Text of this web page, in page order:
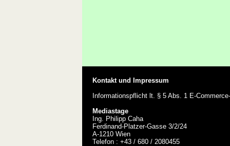
Kontakt und Impressum
Informationspflicht lt. § 5 Abs. 1 E-
Mediastage
Ing. Philipp Caha
Ferdinand-Platzer-Gasse 3/2/24
A-1210 Wien
Telefon : +43 / 680 / 2080455